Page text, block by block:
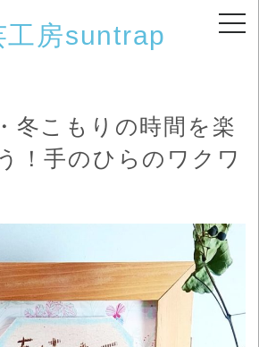
工房suntrap
冬こもりの時間を楽
！手のひらのワクワ